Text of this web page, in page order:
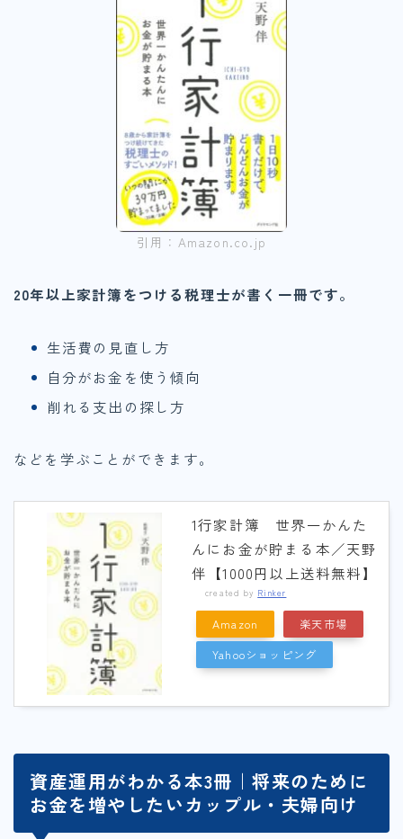
引用：Amazon.co.jp
20年以上家計簿をつける税理士が書く一冊です。
生活費の見直し方
自分がお金を使う傾向
削れる支出の探し方
などを学ぶことができます。
1行家計簿 世界一かんた
んにお金が貯まる本／天野
伴【1000円以上送料無料】
created by Rinker
Amazon
楽天市場
Yahooショッピング
資産運用がわかる本3冊｜将来のために
お金を増やしたいカップル・夫婦向け